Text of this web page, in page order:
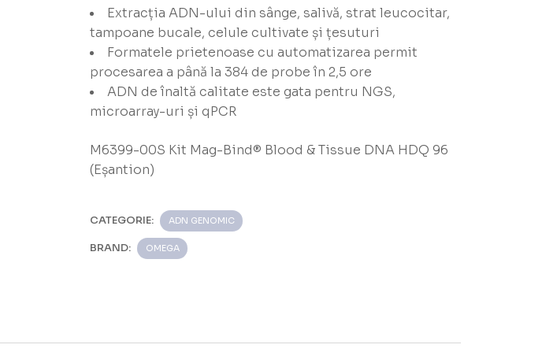
Extracția ADN-ului din sânge, salivă, strat leucocitar,
tampoane bucale, celule cultivate și țesuturi
Formatele prietenoase cu automatizarea permit
procesarea a până la 384 de probe în 2,5 ore
ADN de înaltă calitate este gata pentru NGS,
microarray-uri și qPCR
M6399-00S Kit Mag-Bind® Blood & Tissue DNA HDQ 96
(Eșantion)
CATEGORIE: ADN GENOMIC
BRAND: OMEGA